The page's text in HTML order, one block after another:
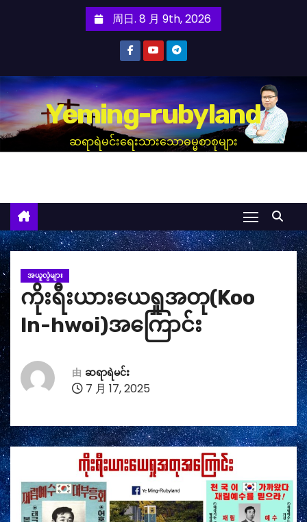
周日. 8 月 9th, 2026
Yeming-rubyland
ဆရာရဲမင်းရေးသားသောဓမ္မစာစုများ
အယူလွဲများ
ကိုးရီးယားယေရှုအတု(Koo
In-hwoi)အကြောင်း
由 ဆရာရဲမင်း
7 月 17, 2025